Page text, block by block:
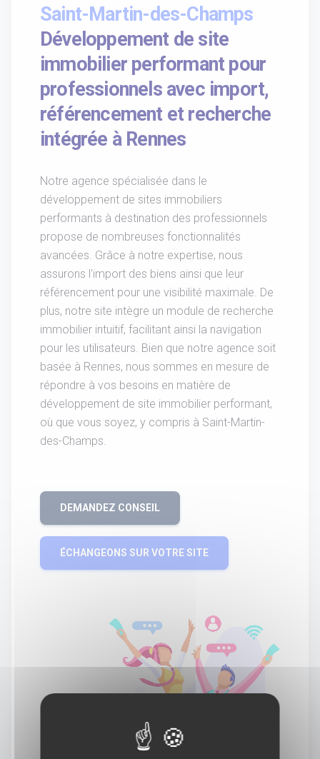
Saint-Martin-des-Champs
Développement de site
immobilier performant pour
professionnels avec import,
référencement et recherche
intégrée à Rennes
Notre agence spécialisée dans le
développement de sites immobiliers
performants à destination des professionnels
propose de nombreuses fonctionnalités
avancées. Grâce à notre expertise, nous
assurons l'import des biens ainsi que leur
référencement pour une visibilité maximale. De
plus, notre site intègre un module de recherche
immobilier intuitif, facilitant ainsi la navigation
pour les utilisateurs. Bien que notre agence soit
basée à Rennes, nous sommes en mesure de
répondre à vos besoins en matière de
développement de site immobilier performant,
où que vous soyez, y compris à Saint-Martin-
des-Champs.
DEMANDEZ CONSEIL
ÉCHANGEONS SUR VOTRE SITE